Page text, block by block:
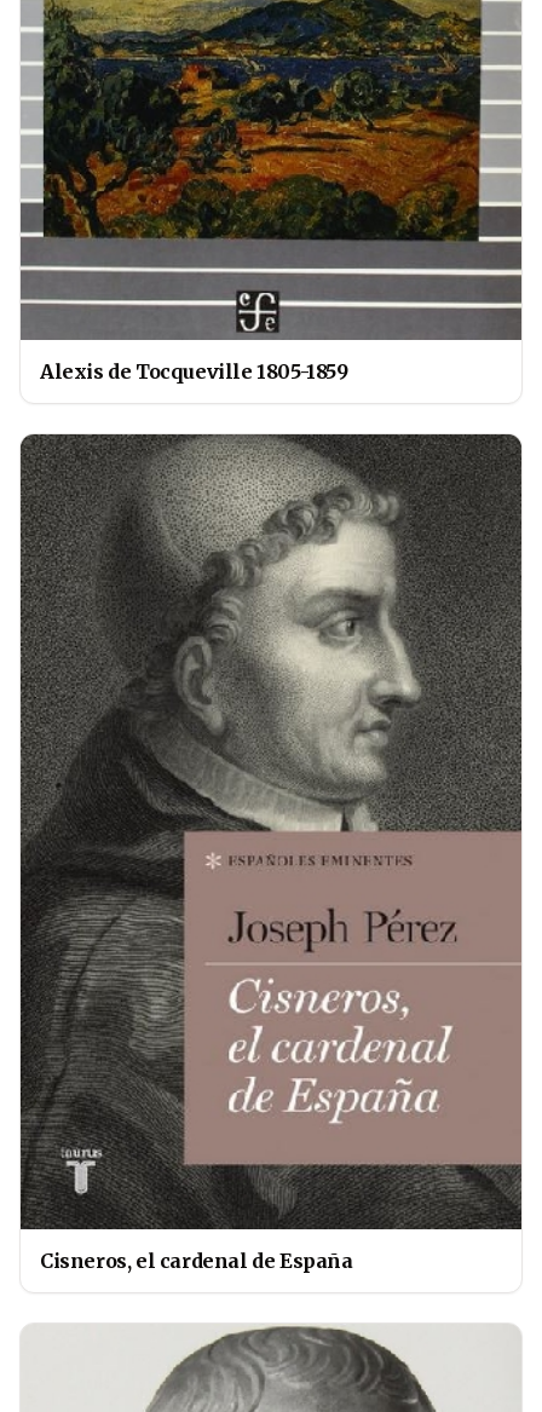
Alexis de Tocqueville 1805-1859
Cisneros, el cardenal de España